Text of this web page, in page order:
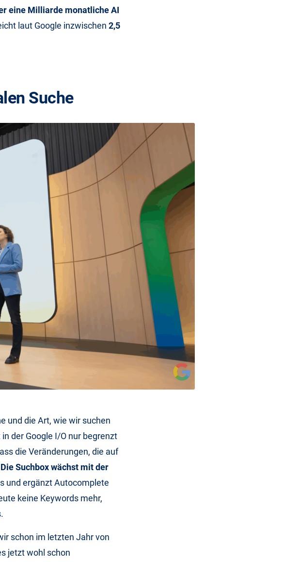
eine Milliarde monatliche AI
laut Google inzwischen 2,5
Suche
und die Art, wie wir suchen
der Google I/O nur begrenzt
die Veränderungen, die auf
Die Suchbox wächst mit der
und ergänzt Autocomplete
keine Keywords mehr,
schon im letzten Jahr von
jetzt wohl schon